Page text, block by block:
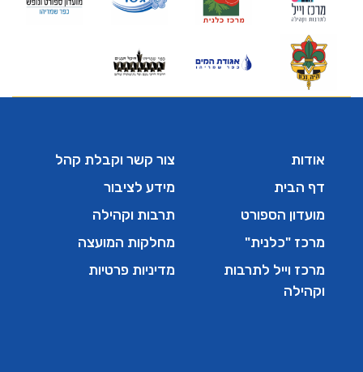
אודות
דף הבית
מועדון הספורט
מרכז "כלנית"
מרכז וייל לתרבות
וקהילה
צור קשר וקבלת קהל
מידע לציבור
תרבות וקהילה
מחלקות המועצה
מדיניות פרטיות